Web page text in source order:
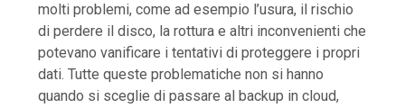
molti problemi, come ad esempio l’usura, il rischio
di perdere il disco, la rottura e altri inconvenienti che
potevano vanificare i tentativi di proteggere i propri
dati. Tutte queste problematiche non si hanno
quando si sceglie di passare al backup in cloud,